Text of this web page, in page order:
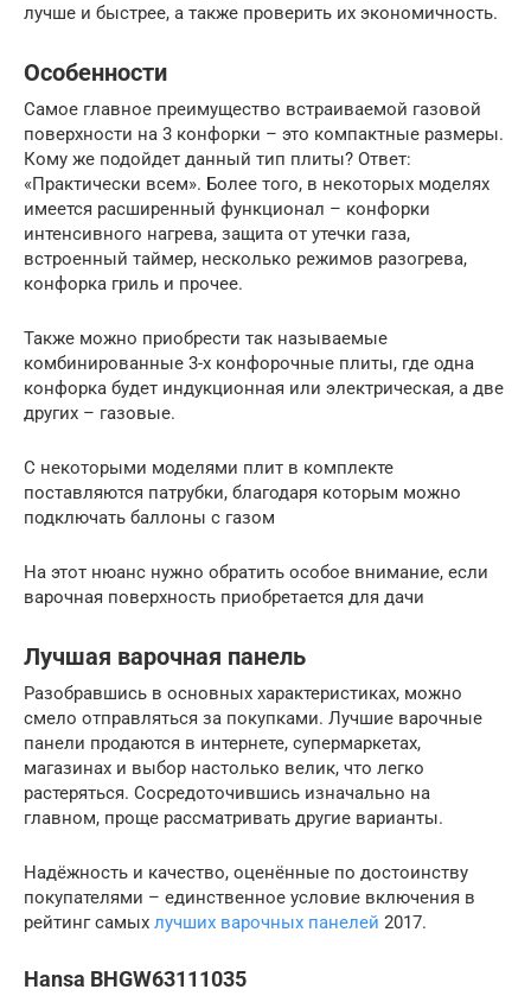
лучше и быстрее, а также проверить их экономичность.
Особенности
Самое главное преимущество встраиваемой газовой
поверхности на 3 конфорки – это компактные размеры.
Кому же подойдет данный тип плиты? Ответ:
«Практически всем». Более того, в некоторых моделях
имеется расширенный функционал – конфорки
интенсивного нагрева, защита от утечки газа,
встроенный таймер, несколько режимов разогрева,
конфорка гриль и прочее.
Также можно приобрести так называемые
комбинированные 3-х конфорочные плиты, где одна
конфорка будет индукционная или электрическая, а две
других – газовые.
С некоторыми моделями плит в комплекте
поставляются патрубки, благодаря которым можно
подключать баллоны с газом
На этот нюанс нужно обратить особое внимание, если
варочная поверхность приобретается для дачи
Лучшая варочная панель
Разобравшись в основных характеристиках, можно
смело отправляться за покупками. Лучшие варочные
панели продаются в интернете, супермаркетах,
магазинах и выбор настолько велик, что легко
растеряться. Сосредоточившись изначально на
главном, проще рассматривать другие варианты.
Надёжность и качество, оценённые по достоинству
покупателями – единственное условие включения в
рейтинг самых лучших варочных панелей 2017.
Hansa BHGW63111035